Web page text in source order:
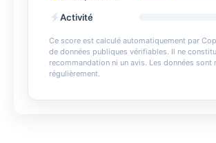
Activité
Ce score est calculé automatiquement par
de données publiques vérifiables. Il ne
recommandation ni un avis. Les données sont
régulièrement.